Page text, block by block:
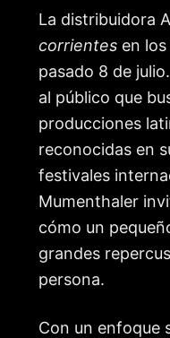
La distribuidora
corrientes en
pasado 8 de
al público que
producciones
reconocidas en
festivales
Mumenthaler
cómo un
grandes
persona.
Con un enfoque